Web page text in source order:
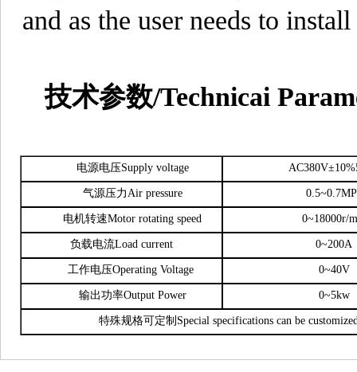
and as the user needs to
技术参数/Technicai
电源电压Supply voltage
气源压力Air pressure
电机转速Motor rotating speed 0~18000r/
负载电流Load current 0~200A
工作电压Operating Voltage 0~40V
输出功率Output Power 0~5kw
特殊规格可定制Special specifications can be